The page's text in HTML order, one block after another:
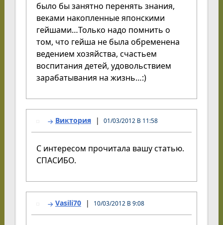
было бы занятно перенять знания,
веками накопленные японскими
гейшами…Только надо помнить о
том, что гейша не была обременена
ведением хозяйства, счастьем
воспитания детей, удовольствием
зарабатывания на жизнь…:)
Виктория 01/03/2012 В 11:58
С интересом прочитала вашу статью.
СПАСИБО.
Vasili70 10/03/2012 В 9:08